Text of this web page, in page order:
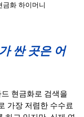
금화 하이머니
싼 곳은 어
현금화로 검색을
가장 저렴한 수수료